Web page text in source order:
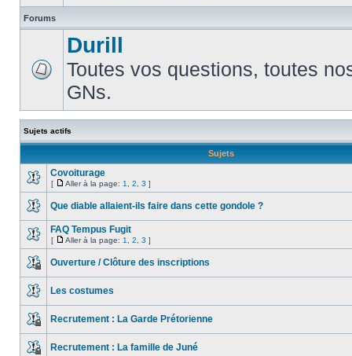
Forums
Durill
Toutes vos questions, toutes
GNs.
Sujets actifs
Sujets
Covoiturage
[ Aller à la page: 1 2 3 ]
Que diable allaient-ils faire dans cette gondole ?
FAQ Tempus Fugit
[ Aller à la page: 1 2 3 ]
Ouverture / Clôture des inscriptions
Les costumes
Recrutement : La Garde Prétorienne
Recrutement : La famille de Juné